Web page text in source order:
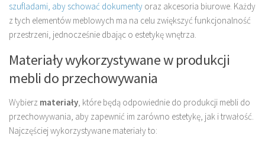
szufladami, aby schować dokumenty oraz akcesoria biurowe. Każdy
z tych elementów meblowych ma na celu zwiększyć funkcjonalność
przestrzeni, jednocześnie dbając o estetykę wnętrza.
Materiały wykorzystywane w produkcji
mebli do przechowywania
Wybierz materiały, które będą odpowiednie do produkcji mebli do
przechowywania, aby zapewnić im zarówno estetykę, jak i trwałość.
Najczęściej wykorzystywane materiały to: